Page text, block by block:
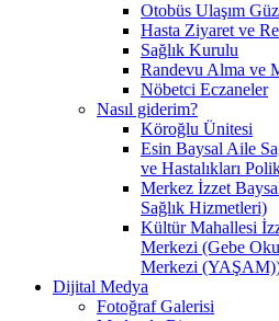
Otobüs Ulaşım
Hasta Ziyaret ve
Sağlık Kurulu
Randevu Alma ve
Nöbetci Eczaneler
Nasıl giderim?
Köroğlu Ünitesi
Esin Baysal Aile
ve Hastalıkları
Merkez İzzet
Sağlık Hizmetleri)
Kültür Mahallesi
Merkezi (Gebe
Merkezi
Dijital Medya
Fotoğraf Galerisi